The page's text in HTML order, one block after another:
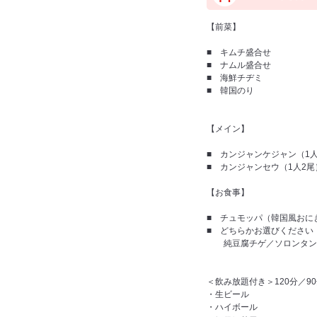
【前菜】
■ キムチ盛合せ
■ ナムル盛合せ
■ 海鮮チヂミ
■ 韓国のり
【メイン】
■ カンジャンケジャン（1人
■ カンジャンセウ（1人2尾
【お食事】
■ チュモッパ（韓国風おに
■ どちらかお選びください
純豆腐チゲ／ソロンタン
＜飲み放題付き＞120分／
・生ビール
・ハイボール